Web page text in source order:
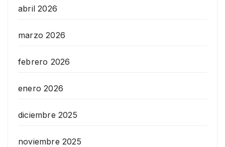
abril 2026
marzo 2026
febrero 2026
enero 2026
diciembre 2025
noviembre 2025